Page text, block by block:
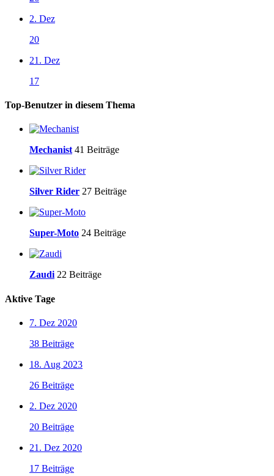
2. Dez
20
21. Dez
17
Top-Benutzer in diesem Thema
Mechanist 41 Beiträge
Silver Rider 27 Beiträge
Super-Moto 24 Beiträge
Zaudi 22 Beiträge
Aktive Tage
7. Dez 2020
38 Beiträge
18. Aug 2023
26 Beiträge
2. Dez 2020
20 Beiträge
21. Dez 2020
17 Beiträge